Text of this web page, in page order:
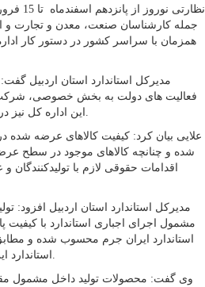
نظارتی
جمله کارشناسان صنعت، معدن و تجارت و
همزمان با سراسر کشور در دستور کار
مدیرکل استاندارد استان اردبیل
فعالیت های دولت به بخش خصوصی،
علایی بیان کرد: کیفیت کالاهای عرضه شده
شده و چنانچه کالاهای موجود در سطح عرضه
اقدامات حقوقی لازم با تولیدکنندگان
مدیرکل استاندارد استان اردبیل افزود:
مشمول اجرای اجباری استاندارد با کیفیت
استاندارد ایران جرم محسوب شده و
وی گفت: محصولات تولید داخل مشمول